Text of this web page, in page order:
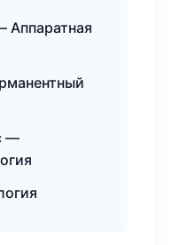
Аппаратная
—